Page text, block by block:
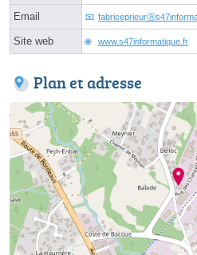
Email
Site web www.s47informatique.fr
Plan et adresse